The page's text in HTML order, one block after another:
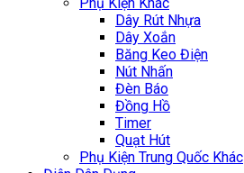
Dây Rút Nhựa
Dây Xoắn
Băng Keo Điện
Nút Nhấn
Đèn Báo
Đồng Hồ
Timer
Quạt Hút
Phụ Kiện Trung Quốc Khác